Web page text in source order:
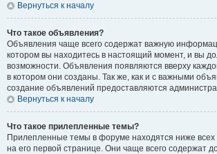
Вернуться к началу
Что такое объявления?
Объявления чаще всего содержат важную
котором вы находитесь в настоящий момент, и вы
возможности. Объявления появляются вверху
в котором они созданы. Так же, как и с важными
создание объявлений предоставляются
Вернуться к началу
Что такое прилепленные темы?
Прилепленные темы в форуме находятся ниже всех
на его первой странице. Они чаще всего содержат